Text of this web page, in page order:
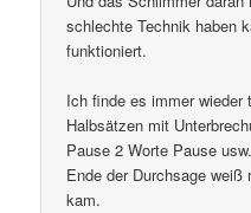
schlechte Technik haben
funktioniert.
Ich finde es immer wieder
Halbsätzen mit
Pause 2 Worte Pause
Ende der Durchsage
kam.